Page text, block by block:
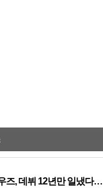
즈, 데뷔 12년만 일냈다…